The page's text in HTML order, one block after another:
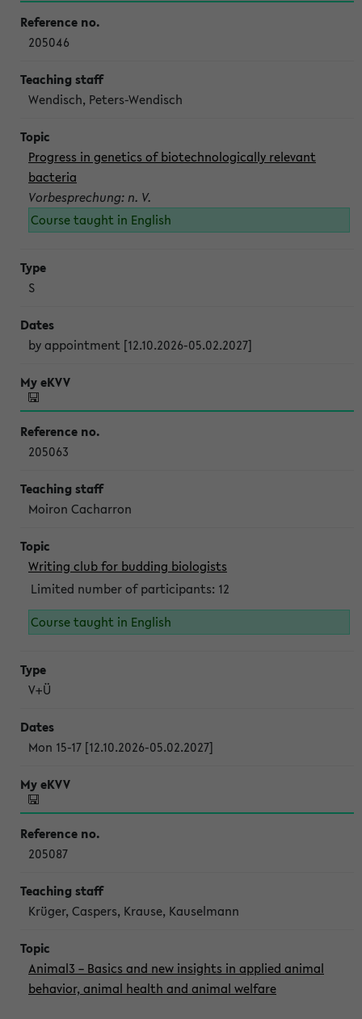
205046
Wendisch, Peters-Wendisch
Progress in genetics of biotechnologically relevant
bacteria
Vorbesprechung: n. V.
Course taught in English
S
by appointment [12.10.2026-05.02.2027]
205063
Moiron Cacharron
Writing club for budding biologists
Limited number of participants: 12
Course taught in English
V+Ü
Mon 15-17 [12.10.2026-05.02.2027]
205087
Krüger, Caspers, Krause, Kauselmann
Animal3 – Basics and new insights in applied animal
behavior, animal health and animal welfare